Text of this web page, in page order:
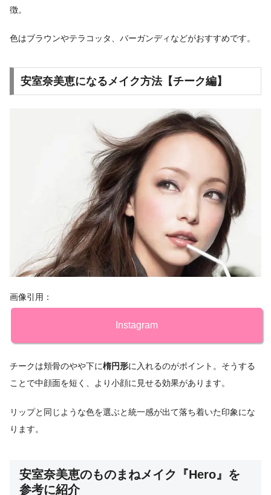
徴。
色はブラウンやテラコッタ、バーガンディなどがおすすめです。
安室奈美恵になるメイク方法【チーク編】
画像引用：
Instagram
チークは頬骨のやや下に楕円形に入れるのがポイント。そうする
ことで中顔面を短く、より小顔に見せる効果があります。
リップと同じような色を選ぶと統一感が出て落ち着いた印象にな
ります。
安室奈美恵のものまねメイク『Hero』を
参考に紹介